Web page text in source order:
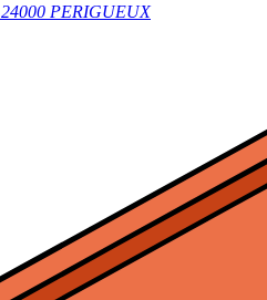
24000 PERIGUEUX